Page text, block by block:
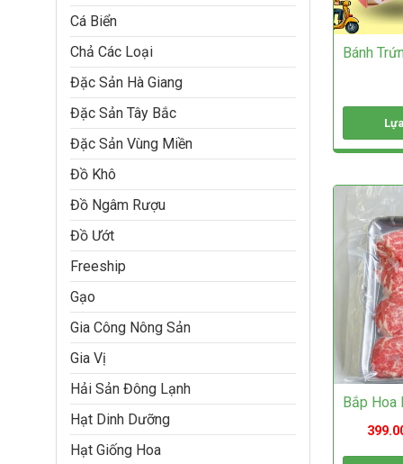
Cá Biển
Chả Các Loại
Đặc Sản Hà Giang
Đặc Sản Tây Bắc
Đặc Sản Vùng Miền
Đồ Khô
Đồ Ngâm Rượu
Đồ Ướt
Freeship
Gạo
Gia Công Nông Sản
Gia Vị
Hải Sản Đông Lạnh
Hạt Dinh Dưỡng
Hạt Giống Hoa
Bánh
Sản
này
có
nhiều
biến
thể.
Các
tùy
chọn
được
chọn
trên
trang
phẩm
Bắp Hoa